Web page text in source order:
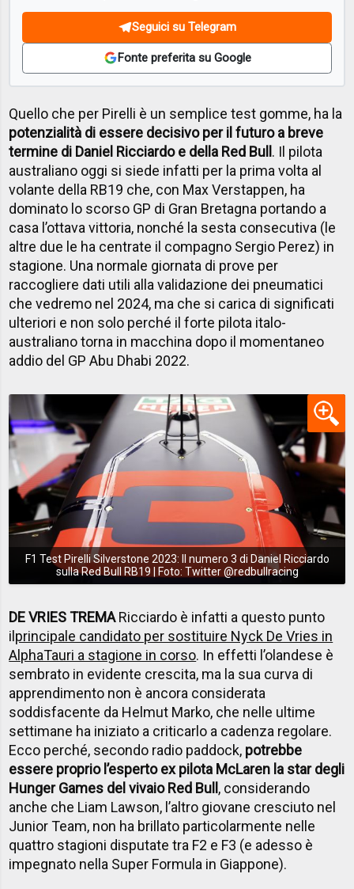
Seguici su Telegram
Fonte preferita su Google
Quello che per Pirelli è un semplice test gomme, ha la
potenzialità di essere decisivo per il futuro a breve
termine di Daniel Ricciardo e della Red Bull . Il pilota
australiano oggi si siede infatti per la prima volta al
volante della RB19 che, con Max Verstappen, ha
dominato lo scorso GP di Gran Bretagna portando a
casa l’ottava vittoria, nonché la sesta consecutiva (le
altre due le ha centrate il compagno Sergio Perez) in
stagione. Una normale giornata di prove per
raccogliere dati utili alla validazione dei pneumatici
che vedremo nel 2024, ma che si carica di significati
ulteriori e non solo perché il forte pilota italo-
australiano torna in macchina dopo il momentaneo
addio del GP Abu Dhabi 2022.
F1 Test Pirelli Silverstone 2023: Il numero 3 di Daniel Ricciardo
sulla Red Bull RB19 | Foto: Twitter @redbullracing
DE VRIES TREMARicciardo è infatti a questo punto
ilprincipale candidato per sostituire Nyck De Vries in
AlphaTauri a stagione in corso. In effetti l’olandese è
sembrato in evidente crescita, ma la sua curva di
apprendimento non è ancora considerata
soddisfacente da Helmut Marko, che nelle ultime
settimane ha iniziato a criticarlo a cadenza regolare.
Ecco perché, secondo radio paddock, potrebbe
essere proprio l’esperto ex pilota McLaren la star degli
Hunger Games del vivaio Red Bull, considerando
anche che Liam Lawson, l’altro giovane cresciuto nel
Junior Team, non ha brillato particolarmente nelle
quattro stagioni disputate tra F2 e F3 (e adesso è
impegnato nella Super Formula in Giappone).